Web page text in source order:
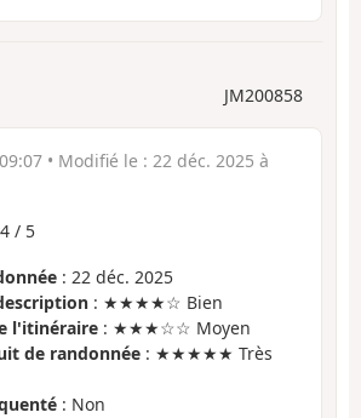
JM200858
• Modifié le : 22 déc. 2025 à
4 / 5
: 22 déc. 2025
: ★★★★☆ Bien
l'itinéraire : ★★★☆☆ Moyen
de randonnée : ★★★★★ Très
: Non